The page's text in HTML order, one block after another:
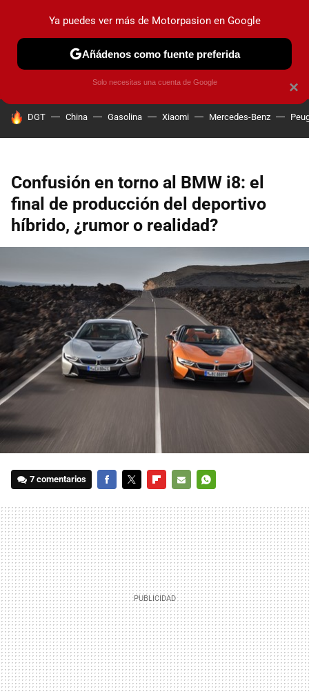
PRUEBAS COCHES ELÉCTRICOS OBSERVATORIO
HOY SE HABLA DE
DGT China Gasolina Xiaomi Mercedes-Benz
Confusión en torno al BMW i8: el
final de producción del deportivo
híbrido, ¿rumor o realidad?
7 comentarios
MAIL
×
Ya puedes ver más de Motorpasion en Google
Añádenos como fuente preferida
Solo necesitas una cuenta de Google